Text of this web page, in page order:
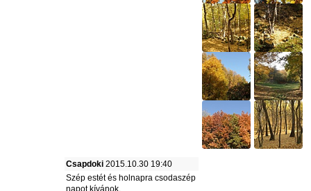
Csapdoki 2015.10.30 19:40
Szép estét és holnapra csodaszép